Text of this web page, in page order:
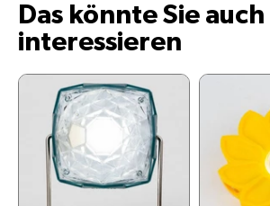
Das könnte Sie auch
interessieren